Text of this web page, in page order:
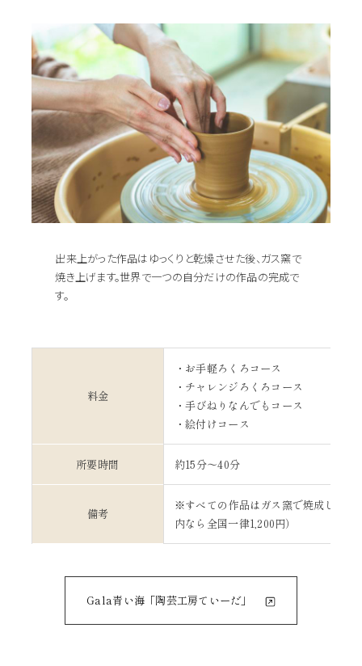
出来上がった作品はゆっくりと乾燥させた後、ガス窯で
焼き上げます。世界で一つの自分だけの作品の完成で
す。
料金
・お手軽ろくろコース
・チャレンジろくろコース
・手びねりなんでもコース
・絵付けコース
所要時間 約15分～40分
備考
※すべての作品はガス窯で焼成して
内なら全国一律1,200円）
Gala青い海「陶芸工房ていーだ」